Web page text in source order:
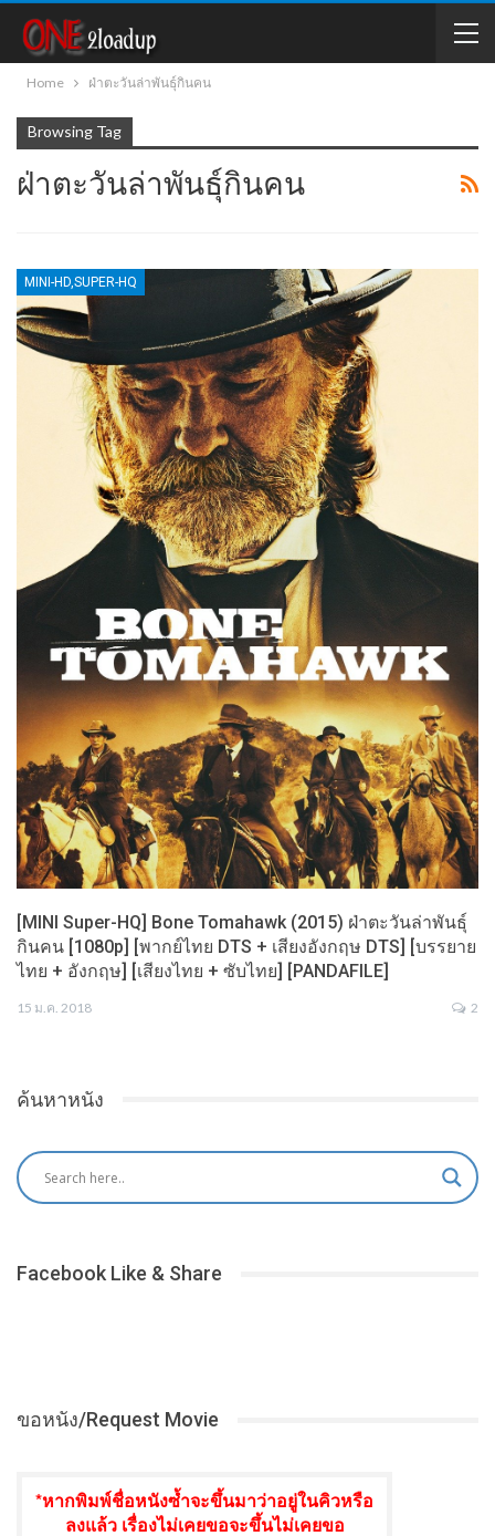
Home ฝ่าตะวันล่าพันธุ์กินคน
Browsing Tag
ฝ่าตะวันล่าพันธุ์กินคน
MINI-HD,SUPER-HQ
[MINI Super-HQ] Bone Tomahawk (2015) ฝ่าตะวันล่าพันธุ์
กินคน [1080p] [พากย์ไทย DTS + เสียงอังกฤษ DTS] [บรรยาย
ไทย + อังกฤษ] [เสียงไทย + ซับไทย] [PANDAFILE]
15 ม.ค. 2018 2
ค้นหาหนัง
Facebook Like & Share
ขอหนัง/Request Movie